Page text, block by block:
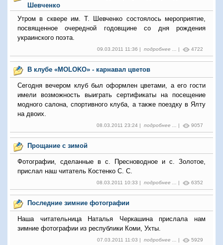
Шевченко
Утром в сквере им. Т. Шевченко состоялось мероприятие,
посвященное очередной годовщине со дня рождения
украинского поэта.
09.03.2011 11:36 | подробнее ... | 4722
В клубе «MOLOKO» - карнавал цветов
Сегодня вечером клуб был оформлен цветами, а его гости
имели возможность выиграть сертификаты на посещение
модного салона, спортивного клуба, а также поездку в Ялту
на двоих.
08.03.2011 23:24 | подробнее ... | 9057
Прощание с зимой
Фотографии, сделанные в с. Пресноводное и с. Золотое,
прислал наш читатель Костенко С. С.
08.03.2011 10:33 | подробнее ... | 6352
Последние зимние фотографии
Наша читательница Наталья Черкашина прислала нам
зимние фотографии из республики Коми, Ухты.
07.03.2011 11:03 | подробнее ... | 5929